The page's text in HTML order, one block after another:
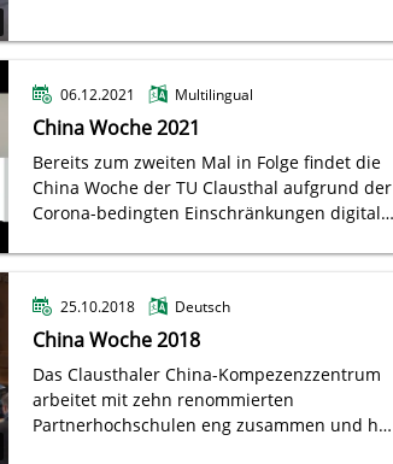
06.12.2021 Multilingual
China Woche 2021
Bereits zum zweiten Mal in Folge findet die
China Woche der TU Clausthal aufgrund der
Corona-bedingten Einschränkungen digital
25.10.2018 Deutsch
China Woche 2018
Das Clausthaler China-Kompezenzzentrum
arbeitet mit zehn renommierten
Partnerhochschulen eng zusammen und hat